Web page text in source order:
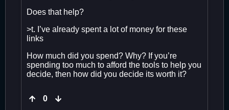
Does that help?
>t. I’ve already spent a lot of money for these
links
How much did you spend? Why? If you’re
spending too much to afford the tools to help you
decide, then how did you decide its worth it?
0